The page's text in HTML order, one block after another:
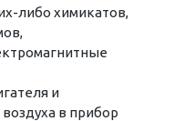
либо химикатов,
и
в прибор